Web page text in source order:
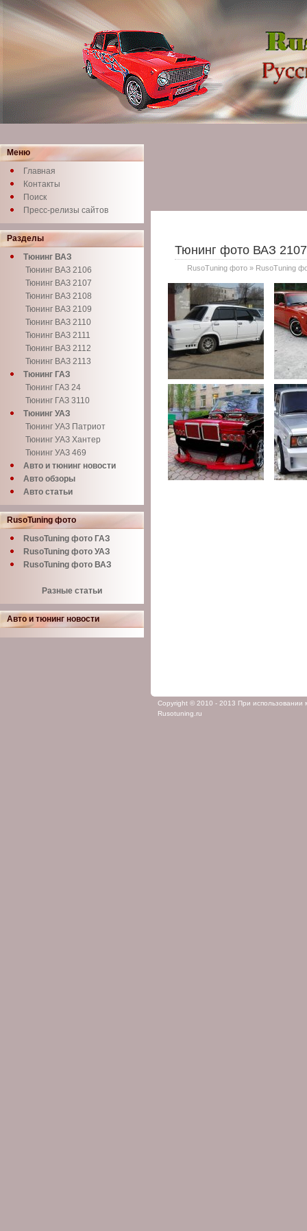
Меню
Главная
Контакты
Поиск
Пресс-релизы сайтов
Разделы
Тюнинг ВАЗ
Тюнинг ВАЗ 2106
Тюнинг ВАЗ 2107
Тюнинг ВАЗ 2108
Тюнинг ВАЗ 2109
Тюнинг ВАЗ 2110
Тюнинг ВАЗ 2111
Тюнинг ВАЗ 2112
Тюнинг ВАЗ 2113
Тюнинг ГАЗ
Тюнинг ГАЗ 24
Тюнинг ГАЗ 3110
Тюнинг УАЗ
Тюнинг УАЗ Патриот
Тюнинг УАЗ Хантер
Тюнинг УАЗ 469
Авто и тюнинг новости
Авто обзоры
Авто статьи
RusoTuning фото
RusoTuning фото ГАЗ
RusoTuning фото УАЗ
RusoTuning фото ВАЗ
Разные статьи
Авто и тюнинг новости
Тюнинг фото ВАЗ 2107
RusoTuning фото » RusoTuning
Copyright © 2010 - 2013 При использовании
Rusotuning.ru